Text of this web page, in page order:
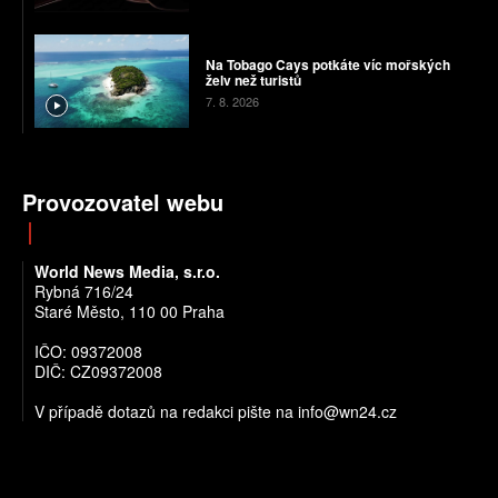
Na Tobago Cays potkáte víc mořských
želv než turistů
7. 8. 2026
Provozovatel webu
World News Media, s.r.o.
Rybná 716/24
Staré Město, 110 00 Praha
IČO: 09372008
DIČ: CZ09372008
V případě dotazů na redakci pište na info@wn24.cz